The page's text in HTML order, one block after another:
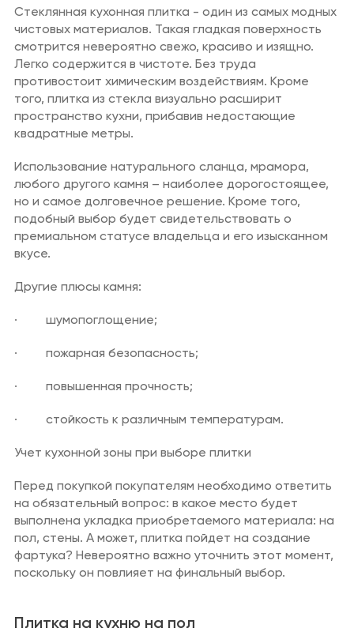
Стеклянная кухонная плитка - один из самых модных
чистовых материалов. Такая гладкая поверхность
смотрится невероятно свежо, красиво и изящно.
Легко содержится в чистоте. Без труда
противостоит химическим воздействиям. Кроме
того, плитка из стекла визуально расширит
пространство кухни, прибавив недостающие
квадратные метры.
Использование натурального сланца, мрамора,
любого другого камня – наиболее дорогостоящее,
но и самое долговечное решение. Кроме того,
подобный выбор будет свидетельствовать о
премиальном статусе владельца и его изысканном
вкусе.
Другие плюсы камня:
· шумопоглощение;
· пожарная безопасность;
· повышенная прочность;
· стойкость к различным температурам.
Учет кухонной зоны при выборе плитки
Перед покупкой покупателям необходимо ответить
на обязательный вопрос: в какое место будет
выполнена укладка приобретаемого материала: на
пол, стены. А может, плитка пойдет на создание
фартука? Невероятно важно уточнить этот момент,
поскольку он повлияет на финальный выбор.
Плитка на кухню на пол